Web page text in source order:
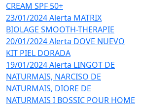
CREAM SPF 50+
23/01/2024 Alerta MATRIX
BIOLAGE SMOOTH-THERAPIE
20/01/2024 Alerta DOVE NUEVO
KIT PIEL DORADA
19/01/2024 Alerta LINGOT DE
NATURMAIS, NARCISO DE
NATURMAIS, DIORE DE
NATURMAIS I BOSSIC POUR HOME